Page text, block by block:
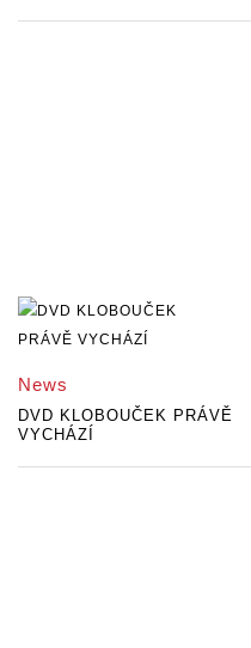
News
DVD KLOBOUČEK PRÁVĚ
VYCHÁZÍ